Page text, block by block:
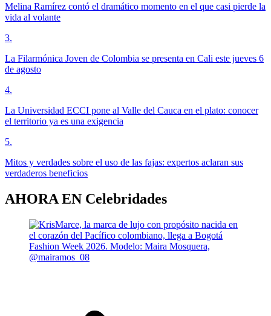
Melina Ramírez contó el dramático momento en el que casi pierde la
vida al volante
3.
La Filarmónica Joven de Colombia se presenta en Cali este jueves 6
de agosto
4.
La Universidad ECCI pone al Valle del Cauca en el plato: conocer
el territorio ya es una exigencia
5.
Mitos y verdades sobre el uso de las fajas: expertos aclaran sus
verdaderos beneficios
AHORA EN Celebridades